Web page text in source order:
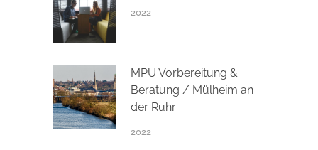
2022
MPU Vorbereitung &
Beratung / Mülheim an
der Ruhr
2022